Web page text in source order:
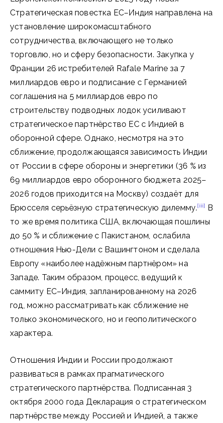
Стратегическая повестка ЕС–Индия направлена на
установление широкомасштабного
сотрудничества, включающего не только
торговлю, но и сферу безопасности. Закупка у
Франции 26 истребителей Rafale Marine за 7
миллиардов евро и подписание с Германией
соглашения на 5 миллиардов евро по
строительству подводных лодок усиливают
стратегическое партнёрство ЕС с Индией в
оборонной сфере. Однако, несмотря на это
сближение, продолжающаяся зависимость Индии
от России в сфере обороны и энергетики (36 % из
69 миллиардов евро оборонного бюджета 2025–
2026 годов приходится на Москву) создаёт для
Брюсселя серьёзную стратегическую дилемму.[iii] В
то же время политика США, включающая пошлины
до 50 % и сближение с Пакистаном, ослабила
отношения Нью-Дели с Вашингтоном и сделала
Европу «наиболее надёжным партнёром» на
Западе. Таким образом, процесс, ведущий к
саммиту ЕС–Индия, запланированному на 2026
год, можно рассматривать как сближение не
только экономического, но и геополитического
характера.
Отношения Индии и России продолжают
развиваться в рамках прагматического
стратегического партнёрства. Подписанная 3
октября 2000 года Декларация о стратегическом
партнёрстве между Россией и Индией, а также